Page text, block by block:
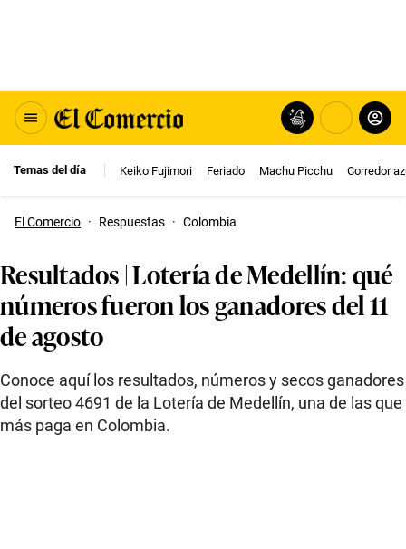
Temas del día Keiko Fujimori Feriado Machu Picchu Corredor
El Comercio · Respuestas · Colombia
Resultados | Lotería de Medellín: qué
números fueron los ganadores del 11
de agosto
Conoce aquí los resultados, números y secos ganadores
del sorteo 4691 de la Lotería de Medellín, una de las que
más paga en Colombia.